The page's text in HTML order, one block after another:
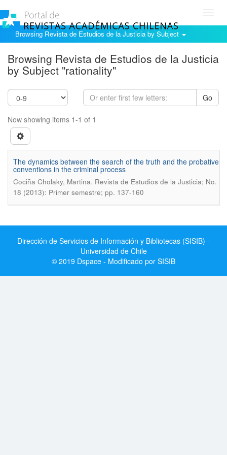
Browsing Revista de Estudios de la Justicia by Subject
Browsing Revista de Estudios de la Justicia
by Subject "rationality"
Go
Now showing items 1-1 of 1
The dynamics between the search of the truth and the probative
conventions in the criminal process
Cociña Cholaky, Martina. Revista de Estudios de la Justicia; No.
18 (2013): Primer semestre; pp. 137-160
Dirección de Servicios de Información y Bibliotecas (SISIB) -
Universidad de Chile
© 2019 Dspace - Modificado por SISIB